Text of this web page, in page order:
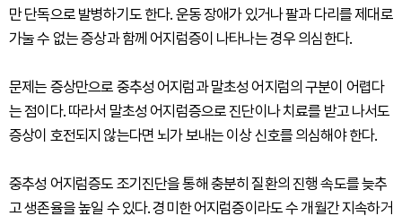
만 단독으로 발병하기도 한다. 운동 장애가 있거나 팔과 다리를 제대로
가눌 수 없는 증상과 함께 어지럼증이 나타나는 경우 의심한다.
문제는 증상만으로 중추성 어지럼과 말초성 어지럼의 구분이 어렵다
는 점이다. 따라서 말초성 어지럼증으로 진단이나 치료를 받고 나서도
증상이 호전되지 않는다면 뇌가 보내는 이상 신호를 의심해야 한다.
중추성 어지럼증도 조기진단을 통해 충분히 질환의 진행 속도를 늦추
고 생존율을 높일 수 있다. 경미한 어지럼증이라도 수 개월간 지속하거